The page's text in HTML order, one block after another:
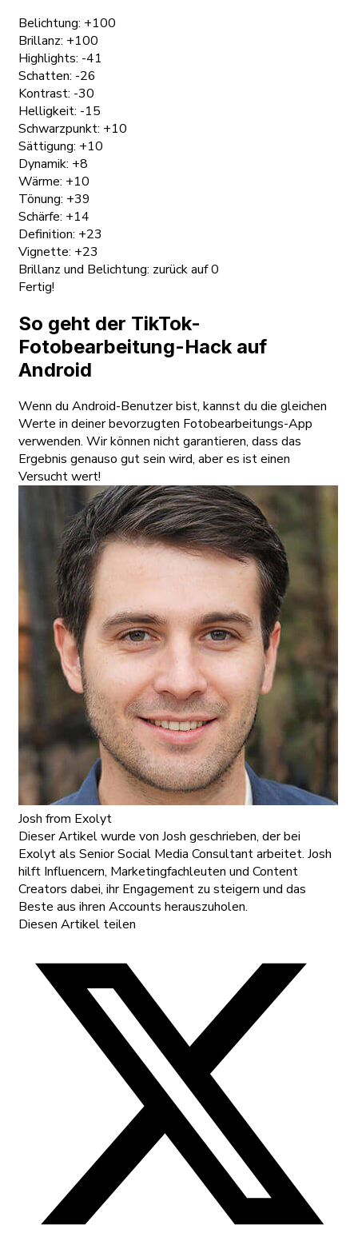
Belichtung: +100
Brillanz: +100
Highlights: -41
Schatten: -26
Kontrast: -30
Helligkeit: -15
Schwarzpunkt: +10
Sättigung: +10
Dynamik: +8
Wärme: +10
Tönung: +39
Schärfe: +14
Definition: +23
Vignette: +23
Brillanz und Belichtung: zurück auf 0
Fertig!
So geht der TikTok-
Fotobearbeitung-Hack auf
Android
Wenn du Android-Benutzer bist, kannst du die gleichen
Werte in deiner bevorzugten Fotobearbeitungs-App
verwenden. Wir können nicht garantieren, dass das
Ergebnis genauso gut sein wird, aber es ist einen
Versucht wert!
Josh from Exolyt
Dieser Artikel wurde von Josh geschrieben, der bei
Exolyt als Senior Social Media Consultant arbeitet. Josh
hilft Influencern, Marketingfachleuten und Content
Creators dabei, ihr Engagement zu steigern und das
Beste aus ihren Accounts herauszuholen.
Diesen Artikel teilen